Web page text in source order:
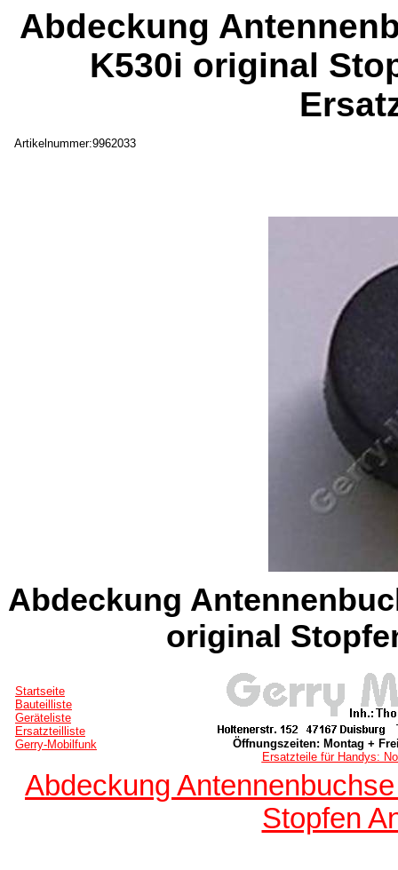
Abdeckung
K530i original
Artikelnummer:9962033
Abdeckung
original
Startseite
Bauteilliste
Geräteliste
Ersatzteilliste
Gerry-Mobilfunk
Öffnungszeiten: Montag +
Ersatzteile für Handys:
Abdeckung
Stopfen